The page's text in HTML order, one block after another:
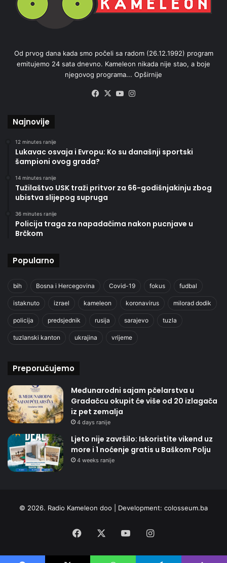
Od prvog dana kada smo počeli sa radom (26.12.1992) program
emitujemo 24 sata dnevno. Kameleon nikada nije stao, a boje
njegovog programa... Opširnije
Facebook
X YouTube
Najnovije
12 minutes ranije
Lukavac osvaja i Evropu: Ko su današnji sportski
šampioni ovog grada?
14 minutes ranije
Tužilaštvo USK traži pritvor za 66-godišnjakinju zbog
ubistva slijepog supruga
36 minutes ranije
Policija traga za napadačima nakon pucnjave u
Brčkom
Popularno
bih Bosna i Hercegovina Covid-19 fokus fudbal
istaknuto izrael kameleon koronavirus milorad dodik
policija predsjednik rusija sarajevo tuzla
tuzlanski kanton ukrajina vrijeme
Preporučujemo
Međunarodni sajam pčelarstva u
Gradačcu okupit će više od 20 izlagača
iz pet zemalja
4 days ranije
Ljeto nije završilo: Iskoristite vikend uz
more i 1 noćenje gratis u Baškom Polju
4 weeks ranije
© 2026. Radio Kameleon doo | Development: colosseum.ba
Facebook YouTubeInstagram